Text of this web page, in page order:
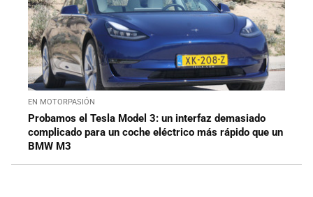
EN MOTORPASIÓN
Probamos el Tesla Model 3: un interfaz demasiado
complicado para un coche eléctrico más rápido que un
BMW M3